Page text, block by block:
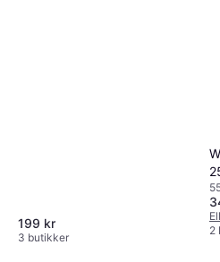
199 kr
3 butikker
2